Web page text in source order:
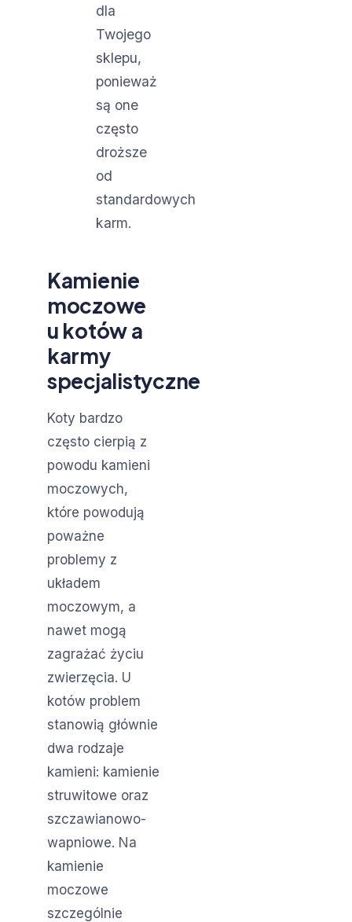
dla
Twojego
sklepu,
ponieważ
są one
często
droższe
od
standardowych
karm.
Kamienie
moczowe
u kotów a
karmy
specjalistyczne
Koty bardzo
często cierpią z
powodu kamieni
moczowych,
które powodują
poważne
problemy z
układem
moczowym, a
nawet mogą
zagrażać życiu
zwierzęcia. U
kotów problem
stanowią głównie
dwa rodzaje
kamieni: kamienie
struwitowe oraz
szczawianowo-
wapniowe. Na
kamienie
moczowe
szczególnie